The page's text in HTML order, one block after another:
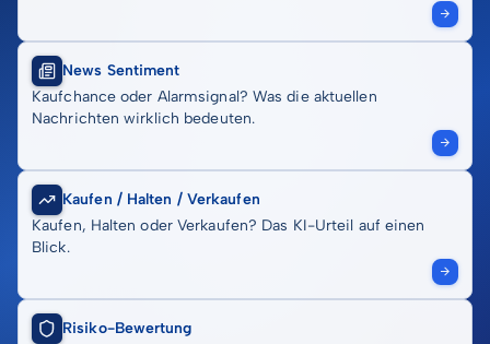
News Sentiment
Kaufchance oder Alarmsignal? Was die aktuellen
Nachrichten wirklich bedeuten.
Kaufen / Halten / Verkaufen
Kaufen, Halten oder Verkaufen? Das KI-Urteil auf einen
Blick.
Risiko-Bewertung